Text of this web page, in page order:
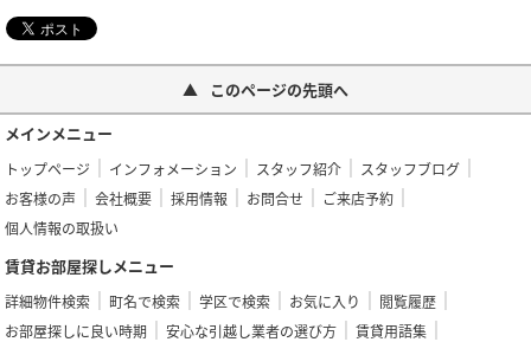
このページの先頭へ
メインメニュー
トップページ インフォメーション スタッフ紹介
スタッフブログ
お客様の声
会社概要 採用情報 お問合せ
ご来店予約
個人情報の取扱い
賃貸お部屋探しメニュー
詳細物件検索 町名で検索 学区で検索 お気に入り
閲覧履歴
お部屋探しに良い時期
安心な引越し業者の選び方
賃貸用語集